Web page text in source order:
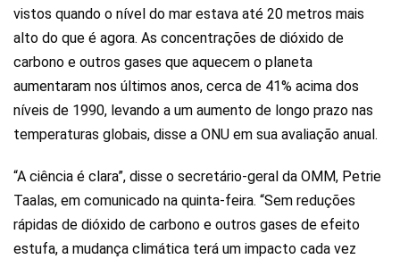
vistos quando o nível do mar estava até 20 metros mais
alto do que é agora. As concentrações de dióxido de
carbono e outros gases que aquecem o planeta
aumentaram nos últimos anos, cerca de 41% acima dos
níveis de 1990, levando a um aumento de longo prazo nas
temperaturas globais, disse a ONU em sua avaliação anual.
“A ciência é clara”, disse o secretário-geral da OMM, Petrie
Taalas, em comunicado na quinta-feira. “Sem reduções
rápidas de dióxido de carbono e outros gases de efeito
estufa, a mudança climática terá um impacto cada vez